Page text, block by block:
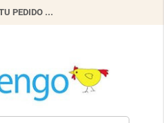
PEDIDO ...